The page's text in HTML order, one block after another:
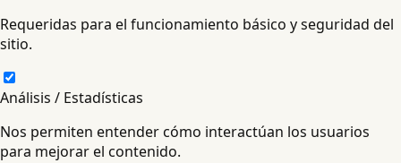
Requeridas para el funcionamiento básico y seguridad del
sitio.
Análisis / Estadísticas
Nos permiten entender cómo interactúan los usuarios
para mejorar el contenido.